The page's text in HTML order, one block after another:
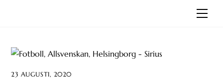
23 AUGUSTI, 2020